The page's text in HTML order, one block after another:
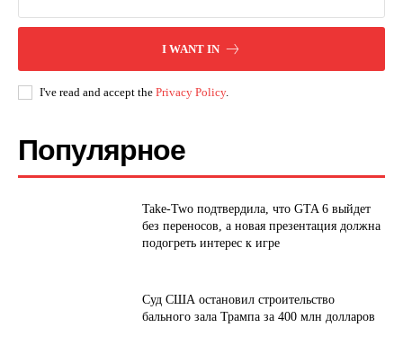
I WANT IN
I've read and accept the Privacy Policy.
Популярное
Take-Two подтвердила, что GTA 6 выйдет
без переносов, а новая презентация должна
подогреть интерес к игре
Суд США остановил строительство
бального зала Трампа за 400 млн долларов